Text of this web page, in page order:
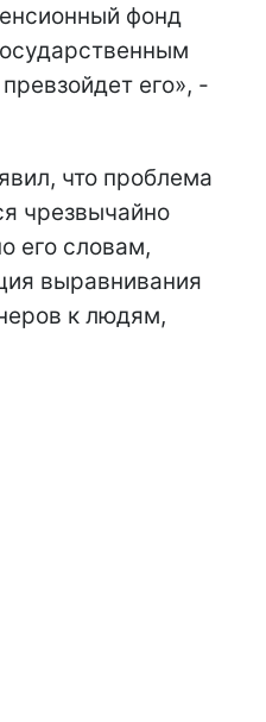
фонд
его», -
что проблема
чрезвычайно
его словам,
выравнивания
к людям,